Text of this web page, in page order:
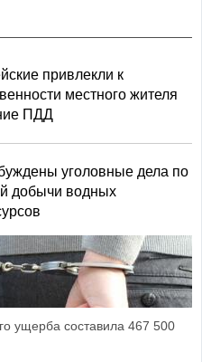
привлекли к
местного жителя
ПДД
уголовные дела по
добычи водных
ущерба составила 467 500